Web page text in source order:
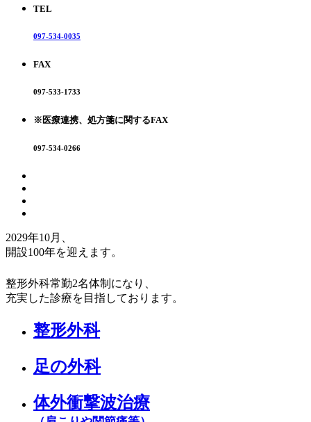
TEL
097-534-0035
FAX
097-533-1733
※医療連携、処方箋に関するFAX
097-534-0266
2029年10月、
開設100年を迎えます。
整形外科常勤2名体制になり、
充実した診療を目指しております。
整形外科
足の外科
体外衝撃波治療